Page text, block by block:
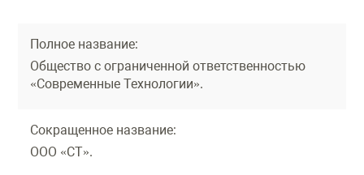
Полное название:
Общество с ограниченной ответственностью
«Современные Технологии».
Сокращенное название:
ООО «СТ».